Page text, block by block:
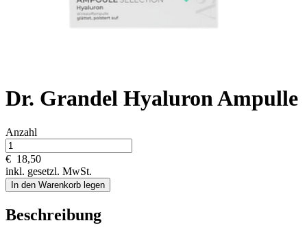
Dr. Grandel Hyaluron Ampulle
Anzahl
€ 18,50
inkl. gesetzl. MwSt.
In den Warenkorb legen
Beschreibung